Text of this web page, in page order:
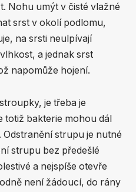
Nohu umýt v čisté vlažné
srst v okolí podlomu,
na srsti neulpívají
a jednak srst
napomůže hojení.
je třeba je
totiž bakterie mohou dál
Odstranění strupu je nutné
strupu bez předešlé
a nejspíše otevře
není žádoucí, do rány